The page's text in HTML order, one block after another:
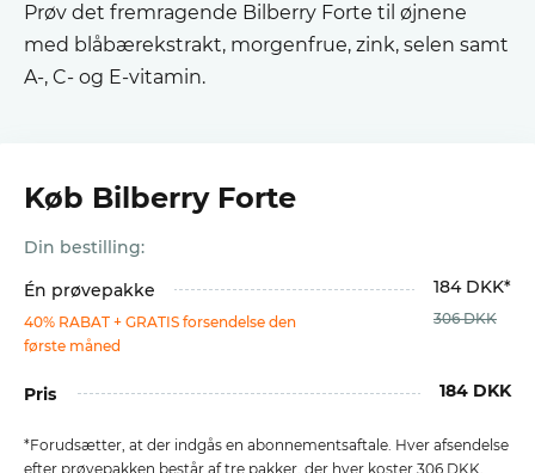
Prøv det fremragende Bilberry Forte til øjnene
med blåbærekstrakt, morgenfrue, zink, selen samt
A-, C- og E-vitamin.
Køb Bilberry Forte
Din bestilling:
Én prøvepakke
40% RABAT + GRATIS forsendelse den
første måned
184 DKK*
306 DKK
Pris 184 DKK
*Forudsætter, at der indgås en abonnementsaftale. Hver afsendelse
efter prøvepakken består af tre pakker, der hver koster 306 DKK,